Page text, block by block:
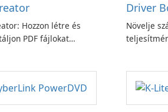
Hozzon létre és
PDF fájlokat
Driver
Növelje